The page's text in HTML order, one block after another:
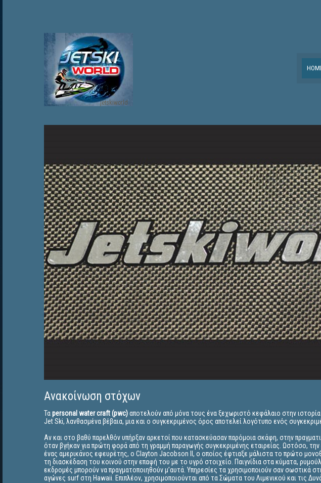
jetskiworld
Ανακοίνωση στόχων
Ταpersonal water craft (pwc)αποτελούν από μόνα τους ένα ξεχωριστό κεφάλαιο στην
Jet Ski, λανθασμένα βέβαια, μια και ο συγκεκριμένος όρος αποτελεί λογότυπο ενός
Αν και στο βαθύ παρελθόν υπήρξαν αρκετοί που κατασκεύασαν παρόμοια σκάφη, στην
όταν βγήκαν για πρώτη φορά από τη γραμμή παραγωγής συγκεκριμένης εταιρείας. Ωστόσο, την
ένας αμερικάνος εφευρέτης, ο Clayton Jacobson II, ο οποίος έφτιαξε μάλιστα το πρώτο
τη διασκέδαση του κοινού στην επαφή του με το υγρό στοιχείο. Παιγνίδια στα κύματα,
εκδρομές μπορούν να πραγματοποιηθούν μ’αυτά. Υπηρεσίες τα χρησιμοποιούν σαν σωστικά
αγώνες surf στη Hawaii. Επιπλέον, χρησιμοποιούνται από τα Σώματα του Λιμενικού και τις